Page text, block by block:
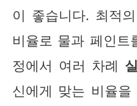
이 좋습니다. 최적
비율로 물과 페인
정에서 여러 차례
신에게 맞는 비율